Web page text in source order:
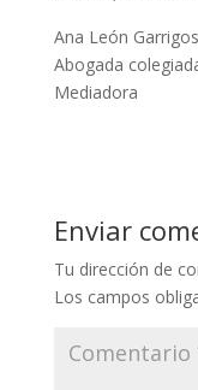
Ana León
Abogada
Mediadora
Enviar
Tu dirección de
Los campos